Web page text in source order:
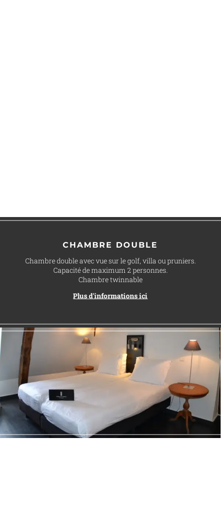
CHAMBRE DOUBLE
Chambre double avec vue sur le golf, villa ou pruniers.
Capacité de maximum 2 personnes.
Chambre twinnable
Plus d'informations ici